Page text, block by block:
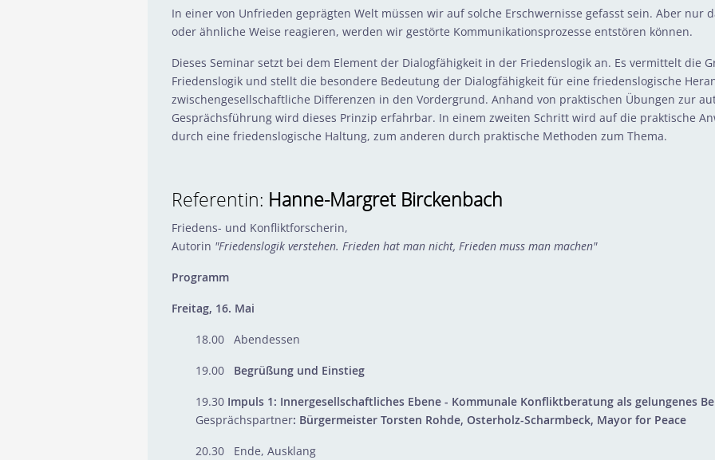
In einer von Unfrieden geprägten Welt müssen wir auf solche Erschwernisse gefasst sein. Aber nur
oder ähnliche Weise reagieren, werden wir gestörte Kommunikationsprozesse entstören können.
Dieses Seminar setzt bei dem Element der Dialogfähigkeit in der Friedenslogik an. Es vermittelt die
Friedenslogik und stellt die besondere Bedeutung der Dialogfähigkeit für eine friedenslogische
zwischengesellschaftliche Differenzen in den Vordergrund. Anhand von praktischen Übungen zur
Gesprächsführung wird dieses Prinzip erfahrbar. In einem zweiten Schritt wird auf die praktische
durch eine friedenslogische Haltung, zum anderen durch praktische Methoden zum Thema.
Referentin: Hanne-Margret Birckenbach
Friedens- und Konfliktforscherin,
Autorin "Friedenslogik verstehen. Frieden hat man nicht, Frieden muss man machen"
Programm
Freitag, 16. Mai
18.00 Abendessen
19.00 Begrüßung und Einstieg
19.30 Impuls 1: Innergesellschaftliches Ebene - Kommunale Konfliktberatung als gelungenes
Gesprächspartner: Bürgermeister Torsten Rohde, Osterholz-Scharmbeck, Mayor for Peace
20.30 Ende, Ausklang